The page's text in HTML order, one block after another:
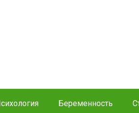
Беременность